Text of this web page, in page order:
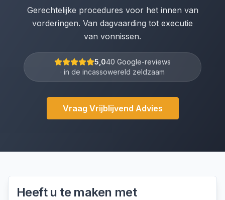
Gerechtelijke procedures voor het innen van
vorderingen. Van dagvaarding tot executie
van vonnissen.
5,040 Google-reviews
· in de incassowereld zeldzaam
Vraag Vrijblijvend Advies
Heeft u te maken met